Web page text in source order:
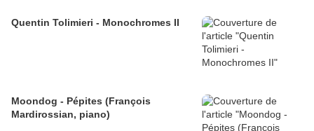
Quentin Tolimieri - Monochromes II
Moondog - Pépites (François
Mardirossian, piano)